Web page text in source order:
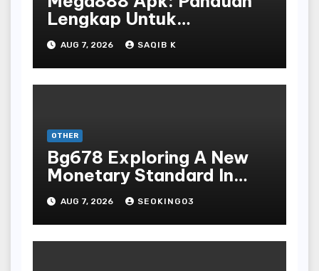
Lengkap Untuk
Mengunduh, Instalasi, Dan
Bermain Slot Online
Terpopuler
AUG 7, 2026 SAQIB K
OTHER
Bg678 Exploring A New
Monetary Standard In
Bodoni Online
Entertainment
AUG 7, 2026 SEOKING03